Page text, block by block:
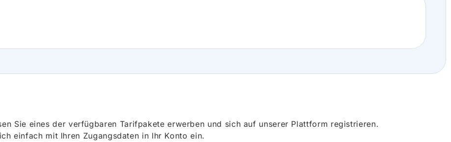
Sie eines der verfügbaren Tarifpakete erwerben und sich auf unserer Plattform registrieren.
einfach mit Ihren Zugangsdaten in Ihr Konto ein.